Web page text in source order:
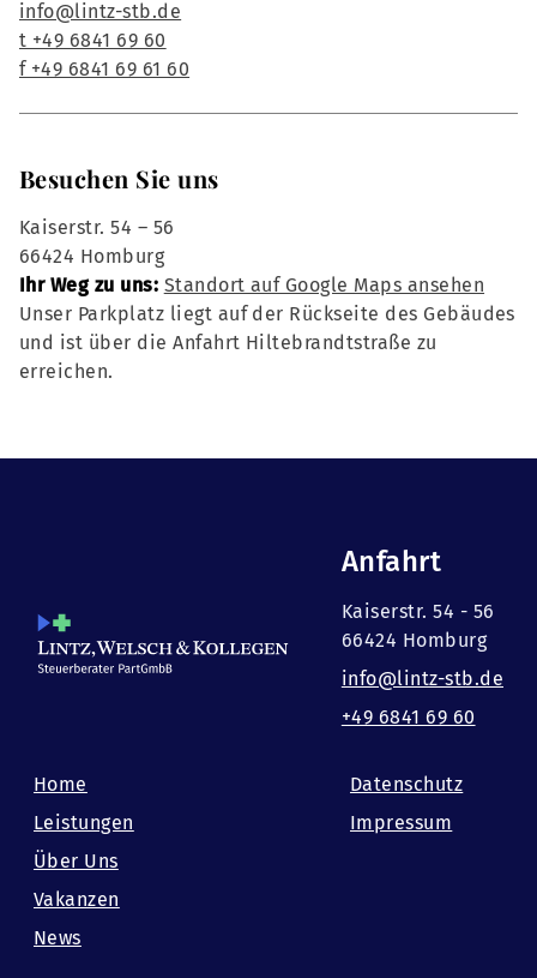
info@lintz-stb.de
t +49 6841 69 60
f +49 6841 69 61 60
Besuchen Sie uns
Kaiserstr. 54 – 56
66424 Homburg
Ihr Weg zu uns: Standort auf Google Maps ansehen
Unser Parkplatz liegt auf der Rückseite des Gebäudes
und ist über die Anfahrt Hiltebrandtstraße zu
erreichen.
Anfahrt
Kaiserstr. 54 - 56
66424 Homburg
info@lintz-stb.de
+49 6841 69 60
Home
Leistungen
Über Uns
Vakanzen
News
Datenschutz
Impressum